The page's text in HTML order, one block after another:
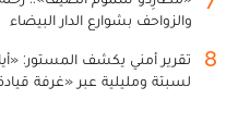
والزواحف بشوارع الدار البيضاء
8
تقرير أمني يكشف المستور:
لسبتة ومليلية عبر «غرفة